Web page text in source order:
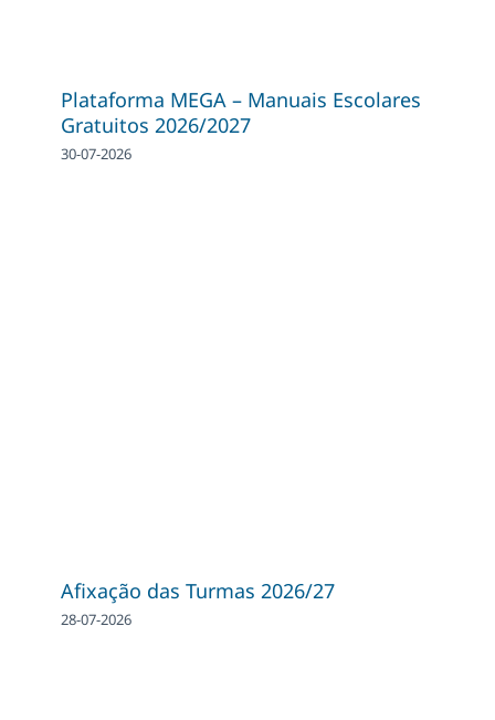
Plataforma MEGA – Manuais Escolares
Gratuitos 2026/2027
30-07-2026
Afixação das Turmas 2026/27
28-07-2026